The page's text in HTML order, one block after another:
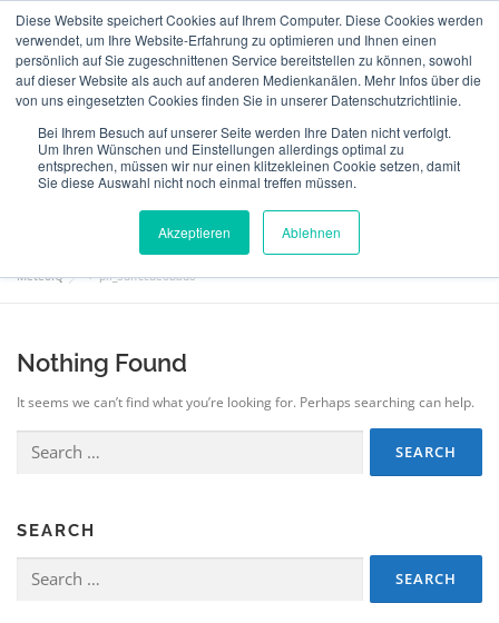
Diese Website speichert Cookies auf Ihrem Computer. Diese Cookies werden
verwendet, um Ihre Website-Erfahrung zu optimieren und Ihnen einen
persönlich auf Sie zugeschnittenen Service bereitstellen zu können, sowohl
auf dieser Website als auch auf anderen Medienkanälen. Mehr Infos über die
von uns eingesetzten Cookies finden Sie in unserer Datenschutzrichtlinie.
Bei Ihrem Besuch auf unserer Seite werden Ihre Daten nicht verfolgt.
Um Ihren Wünschen und Einstellungen allerdings optimal zu
entsprechen, müssen wir nur einen klitzekleinen Cookie setzen, damit
Sie diese Auswahl nicht noch einmal treffen müssen.
Akzeptieren Ablehnen
content
ABOUT US INSURANCE VERIFICATION
TECHNOLOGY TEAM NEWS CONTACT
MEDIA FOLDER:
PLL_5DFFCCDE6BAD0
MeteoIQ >pll_5dffccde6bad0
Nothing Found
It seems we can’t find what you’re looking for. Perhaps searching can help.
for:
SEARCH
for: